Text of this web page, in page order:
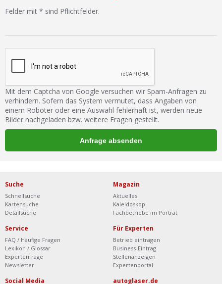
Felder mit * sind Pflichtfelder.
Mit dem Captcha von Google versuchen wir Spam-Anfragen zu
verhindern. Sofern das System vermutet, dass Angaben von
einem Roboter oder eine Auswahl fehlerhaft ist, werden neue
Bilder nachgeladen bzw. weitere Fragen gestellt.
Suche
Schnellsuche
Kartensuche
Detailsuche
Magazin
Aktuelles
Kaleidoskop
Fachbetriebe im Porträt
Service
FAQ / Häufige Fragen
Lexikon / Glossar
Expertenfrage
Newsletter
Für Experten
Betrieb eintragen
Business-Eintrag
Stellenanzeigen
Expertenportal
Social Media autoglaser.de